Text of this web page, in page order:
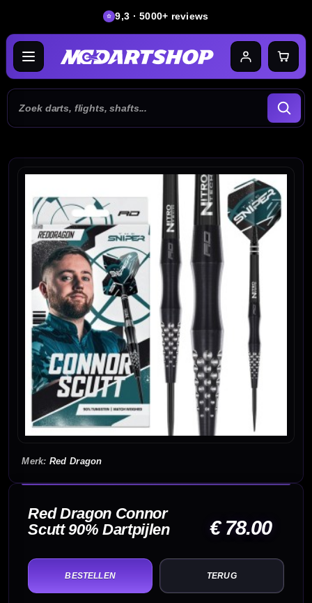
9,3 · 5000+ reviews
Red Dragon
Red Dragon Connor
Scutt 90% Dartpijlen
€ 78.00
TERUG